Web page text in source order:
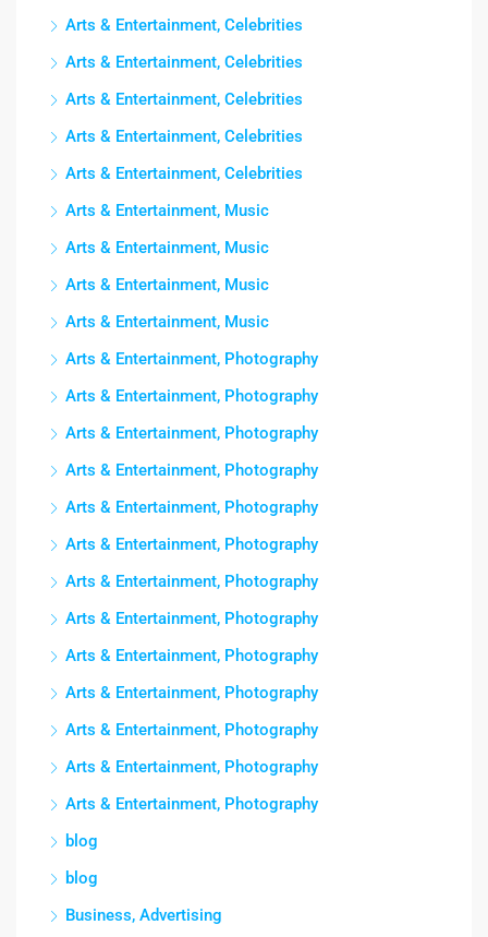
Arts & Entertainment, Celebrities
Arts & Entertainment, Celebrities
Arts & Entertainment, Celebrities
Arts & Entertainment, Celebrities
Arts & Entertainment, Celebrities
Arts & Entertainment, Music
Arts & Entertainment, Music
Arts & Entertainment, Music
Arts & Entertainment, Music
Arts & Entertainment, Photography
Arts & Entertainment, Photography
Arts & Entertainment, Photography
Arts & Entertainment, Photography
Arts & Entertainment, Photography
Arts & Entertainment, Photography
Arts & Entertainment, Photography
Arts & Entertainment, Photography
Arts & Entertainment, Photography
Arts & Entertainment, Photography
Arts & Entertainment, Photography
Arts & Entertainment, Photography
Arts & Entertainment, Photography
blog
blog
Business, Advertising